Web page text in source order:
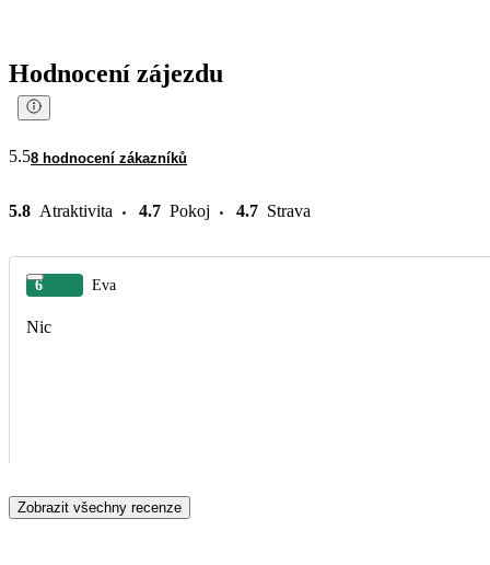
Hodnocení zájezdu
5.58 hodnocení zákazníků
5.8 Atraktivita 4.7 Pokoj 4.7 Strava
6 Eva
Nic
Zobrazit všechny recenze